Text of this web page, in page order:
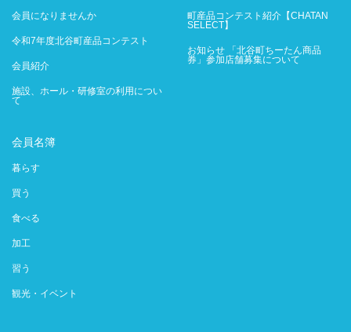
会員になりませんか
令和7年度北谷町産品コンテスト
会員紹介
施設、ホール・研修室の利用につい
て
町産品コンテスト紹介【CHATAN
SELECT】
お知らせ 「北谷町ちーたん商品
券」参加店舗募集について
会員名簿
暮らす
買う
食べる
加工
習う
観光・イベント